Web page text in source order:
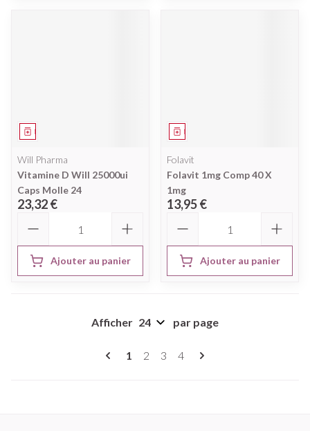
Médicament
Will Pharma
Vitamine D Will 25000ui
Caps Molle 24
23,32 €
Ajouter au panier
Médicament
Folavit
Folavit 1mg Comp 40 X
1mg
13,95 €
Ajouter au panier
Pages
Vous lisez actuellement la page
1 Page
2 Page
3 Page
4
Afficher par page